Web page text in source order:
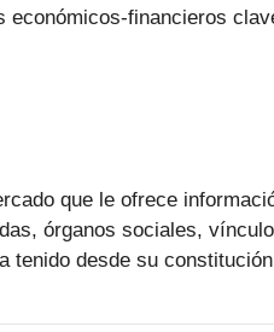
financieros
que le ofrece
órganos sociales,
tenido desde su